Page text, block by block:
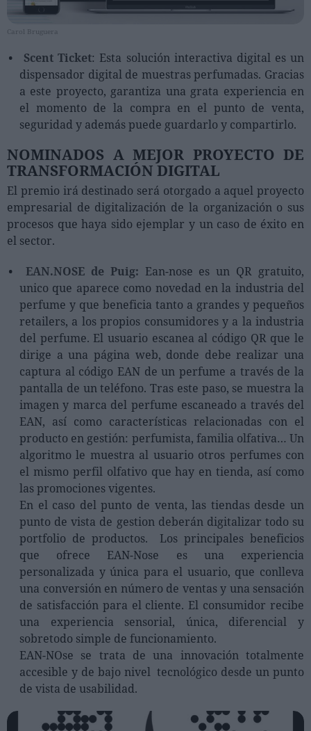
Carol Bruguera
Scent Ticket: Esta solución interactiva digital es un
dispensador digital de muestras perfumadas. Gracias
a este proyecto, garantiza una grata experiencia en
el momento de la compra en el punto de venta,
seguridad y además puede guardarlo y compartirlo.
NOMINADOS A MEJOR PROYECTO DE
TRANSFORMACIÓN DIGITAL
El premio irá destinado será otorgado a aquel proyecto
empresarial de digitalización de la organización o sus
procesos que haya sido ejemplar y un caso de éxito en
el sector.
EAN.NOSE de Puig: Ean-nose es un QR gratuito,
unico que aparece como novedad en la industria del
perfume y que beneficia tanto a grandes y pequeños
retailers, a los propios consumidores y a la industria
del perfume. El usuario escanea al código QR que le
dirige a una página web, donde debe realizar una
captura al código EAN de un perfume a través de la
pantalla de un teléfono. Tras este paso, se muestra la
imagen y marca del perfume escaneado a través del
EAN, así como características relacionadas con el
producto en gestión: perfumista, familia olfativa… Un
algoritmo le muestra al usuario otros perfumes con
el mismo perfil olfativo que hay en tienda, así como
las promociones vigentes.
En el caso del punto de venta, las tiendas desde un
punto de vista de gestion deberán digitalizar todo su
portfolio de productos. Los principales beneficios
que ofrece EAN-Nose es una experiencia
personalizada y única para el usuario, que conlleva
una conversión en número de ventas y una sensación
de satisfacción para el cliente. El consumidor recibe
una experiencia sensorial, única, diferencial y
sobretodo simple de funcionamiento.
EAN-NOse se trata de una innovación totalmente
accesible y de bajo nivel tecnológico desde un punto
de vista de usabilidad.